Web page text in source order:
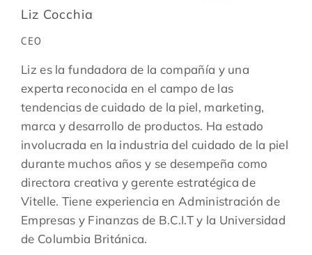
Liz Cocchia
CEO
Liz es la fundadora de la compañía y una
experta reconocida en el campo de las
tendencias de cuidado de la piel, marketing,
marca y desarrollo de productos. Ha estado
involucrada en la industria del cuidado de la piel
durante muchos años y se desempeña como
directora creativa y gerente estratégica de
Vitelle. Tiene experiencia en Administración de
Empresas y Finanzas de B.C.I.T y la Universidad
de Columbia Británica.